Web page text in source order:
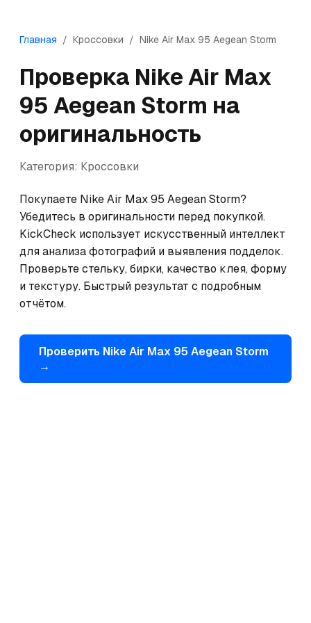
Главная / Кроссовки / Nike Air Max 95 Aegean Storm
Проверка NikeAir Max
95 Aegean Storm на
оригинальность
Категория: Кроссовки
Покупаете Nike Air Max 95 Aegean Storm?
Убедитесь в оригинальности перед покупкой.
KickCheck использует искусственный интеллект
для анализа фотографий и выявления подделок.
Проверьте стельку, бирки, качество клея, форму
и текстуру. Быстрый результат с подробным
отчётом.
Проверить NikeAir Max 95 Aegean Storm
→